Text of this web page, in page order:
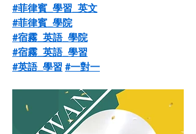
#菲律賓_學習_英文
#菲律賓_學院
#宿霧_英語_學院
#宿霧_英語_學習
#英語_學習 #一對一